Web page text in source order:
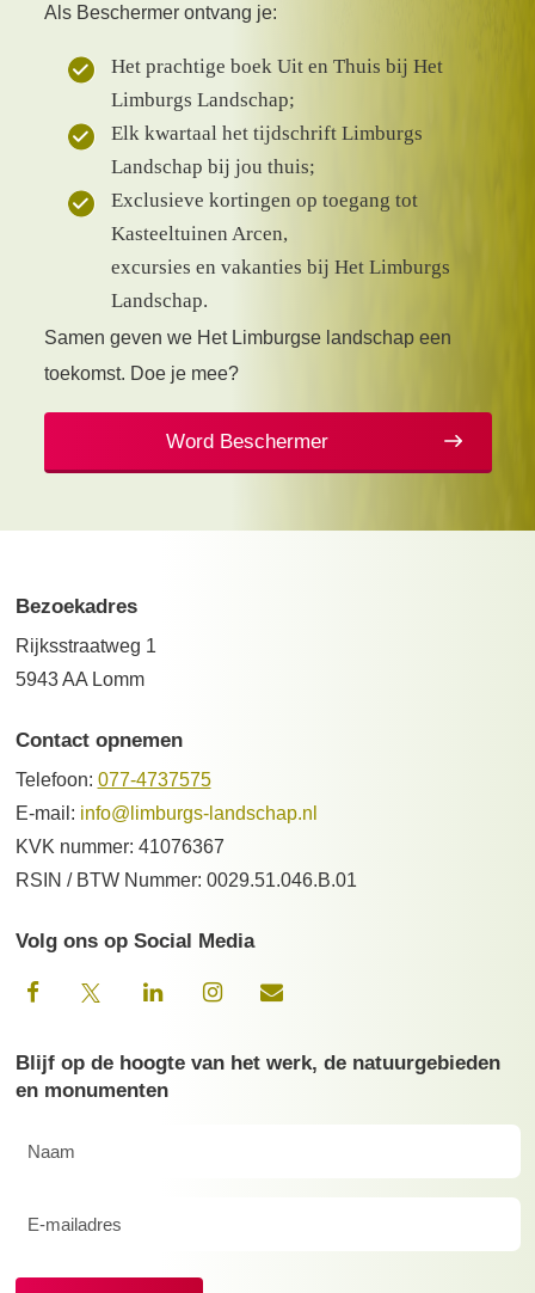
Als Beschermer ontvang je:
Het prachtige boek Uit en Thuis bij Het
Limburgs Landschap;
Elk kwartaal het tijdschrift Limburgs
Landschap bij jou thuis;
Exclusieve kortingen op toegang tot
Kasteeltuinen Arcen,
excursies en vakanties bij Het Limburgs
Landschap.
Samen geven we Het Limburgse landschap een
toekomst. Doe je mee?
Word Beschermer
Bezoekadres
Rijksstraatweg 1
5943 AA Lomm
Contact opnemen
Telefoon: 077-4737575
E-mail: info@limburgs-landschap.nl
KVK nummer: 41076367
RSIN / BTW Nummer: 0029.51.046.B.01
Volg ons op Social Media
Blijf op de hoogte van het werk, de natuurgebieden
en monumenten
(Vereist)